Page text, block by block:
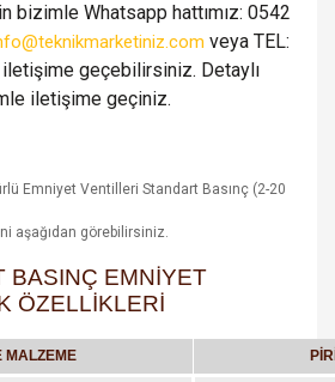
bizimle Whatsapp hattımız: 0542
veya TEL:
geçebilirsiniz. Detaylı
iletişime geçiniz.
Emniyet Ventilleri Standart Basınç (2-20
aşağıdan görebilirsiniz.
BASINÇ EMNİYET
ÖZELLİKLERİ
MALZEME